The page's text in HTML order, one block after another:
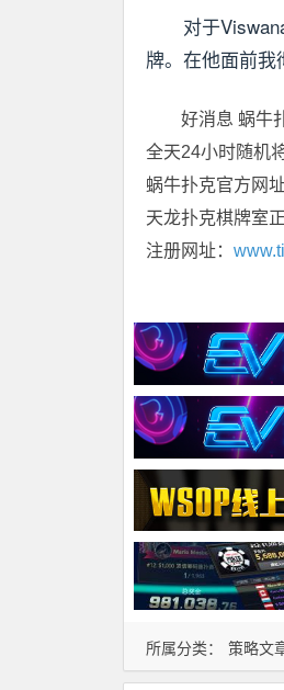
对于
牌。在他面前我
好消息 蜗牛
全天24小时随机
蜗牛扑克官方网址
天龙扑克棋牌室
注册网址：
所属分类： 策略文